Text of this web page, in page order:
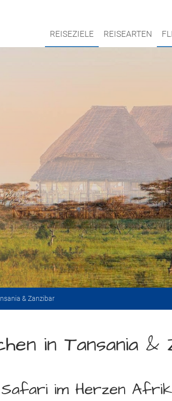
REISEZIELE REISEARTEN
& Zanzibar
in Tansania &
im Herzen